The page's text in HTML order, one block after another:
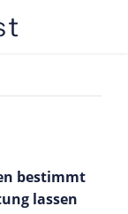
bestimmt
lassen